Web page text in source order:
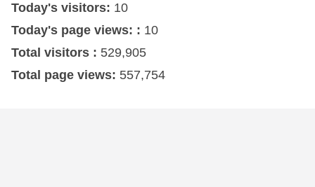
Today's visitors: 10
Today's page views: : 10
Total visitors : 529,905
Total page views: 557,754